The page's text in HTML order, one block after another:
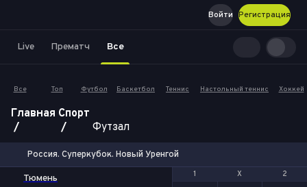
Регистрация
Войти
Live Прематч Все
Все Топ Футбол Баскетбол Теннис Настольный теннис Хоккей
Главная Спорт
Футзал
Россия. Суперкубок. Новый Уренгой
1 Х 2
Тюмень 1 Х 2